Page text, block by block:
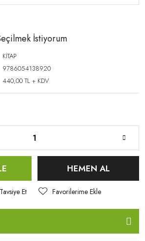
İstiyorum
KİTAP
9786054138920
440,00 TL + KDV
HEMEN AL
Tavsiye Et